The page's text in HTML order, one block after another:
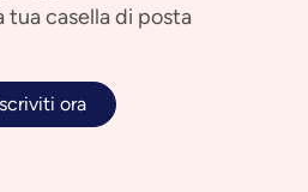
tua casella di posta
ora